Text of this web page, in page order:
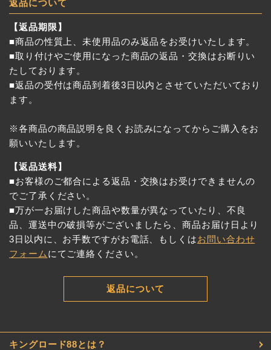
返品について
【返品期限】
■商品の性質上、未使用品のみ返品をお受けいたします。
■取り付けやご使用になった商品の返品・交換はお断りい
たしております。
■返品の受付は商品到着後3日以内とさせていただいており
ます。
※各商品の商品説明を良くお読みになってからご購入をお
願いいたします。
【返品送料】
■お客様のご都合による返品・交換はお受けできませんの
でご了承ください。
■万が一お届けした商品や数量が異なっていたり、不良
品、運送中の破損等がございましたら、商品お届け日より
3日以内に、お手数ですがお電話、もしくはお問い合わせ
フォーム にてご連絡ください。
返品について
キングロード88とは？